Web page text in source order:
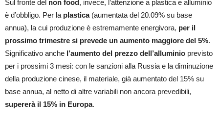
Sul fronte del non food , invece, l’attenzione a plastica e alluminio
è d’obbligo. Per la plastica(aumentata del 20.09% su base
annua), la cui produzione è estremamente energivora, per il
prossimo trimestre si prevede un aumento maggiore del 5%.
Significativo anche l’aumento del prezzo dell’alluminio previsto
per i prossimi 3 mesi: con le sanzioni alla Russia e la diminuzione
della produzione cinese, il materiale, già aumentato del 15% su
base annua, al netto di altre variabili non ancora prevedibili,
supererà il 15% in Europa.